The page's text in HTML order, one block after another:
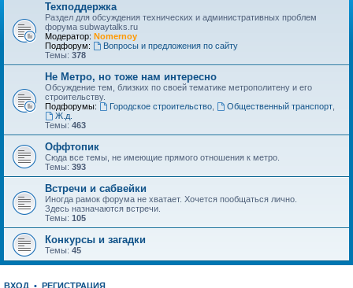
Техподдержка
Раздел для обсуждения технических и административных проблем
форума subwaytalks.ru
Модератор: Nomernoy
Подфорум:
Вопросы и предложения по сайту
Темы: 378
Не Метро, но тоже нам интересно
Обсуждение тем, близких по своей тематике метрополитену и его
строительству.
Подфорумы:
Городское строительство, Общественный транспорт,
Ж.д.
Темы: 463
Оффтопик
Сюда все темы, не имеющие прямого отношения к метро.
Темы: 393
Встречи и сабвейки
Иногда рамок форума не хватает. Хочется пообщаться лично.
Здесь назначаются встречи.
Темы: 105
Конкурсы и загадки
Темы: 45
ВХОД • РЕГИСТРАЦИЯ